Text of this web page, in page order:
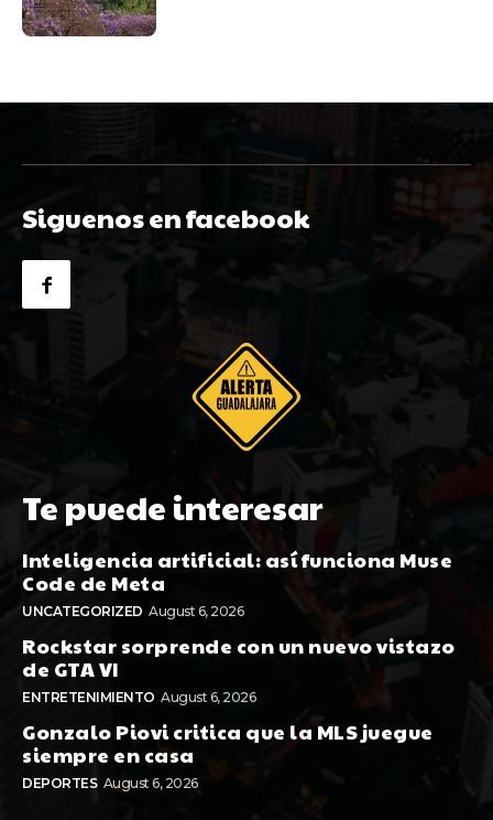
Siguenos en facebook
Te puede interesar
Inteligencia artificial: así funciona Muse
Code de Meta
UNCATEGORIZED August 6, 2026
Rockstar sorprende con un nuevo vistazo
de GTA VI
ENTRETENIMIENTO August 6, 2026
Gonzalo Piovi critica que la MLS juegue
siempre en casa
DEPORTES August 6, 2026